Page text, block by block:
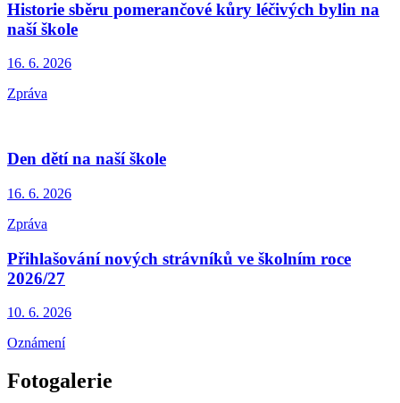
Historie sběru pomerančové kůry léčivých bylin na
naší škole
16. 6. 2026
Zpráva
Den dětí na naší škole
16. 6. 2026
Zpráva
Přihlašování nových strávníků ve školním roce
2026/27
10. 6. 2026
Oznámení
Fotogalerie